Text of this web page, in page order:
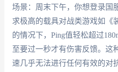
场景：周末下午，你想登录国
求极高的载具对战类游戏如《
的情况下，Ping值轻松超过
至要过一秒才有伤害反馈。这
速几乎无法进行任何有效的对